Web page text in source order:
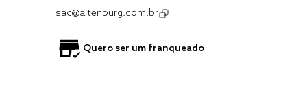
sac@altenburg.com.br
Quero ser um franqueado